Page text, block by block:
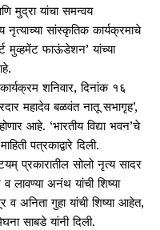
मुद्रा यांचा समन्वय
नृत्याच्या सांस्कृतिक कार्यक्रमाचे
फाऊंडेशन’ यांच्या
शनिवार, दिनांक १६
महादेव बळवंत नातू सभागृह’,
आहे. ‘भारतीय विद्या भवन’चे
पत्रकाद्वारे दिली.
प्रकारातील सोलो नृत्य सादर
अनंथ यांची शिष्या
व अनिता गुहा यांची शिष्या आहेत,
साबडे यांनी दिली.